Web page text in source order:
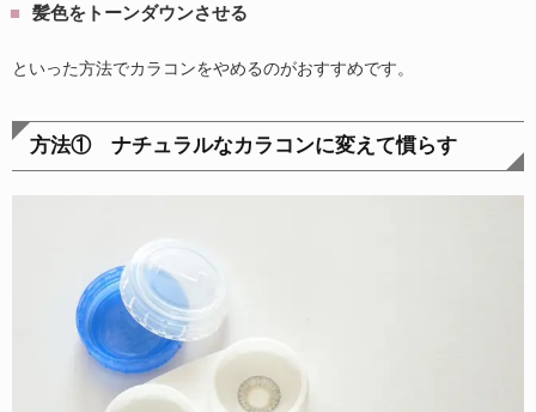
髪色をトーンダウンさせる
といった方法でカラコンをやめるのがおすすめです。
方法① ナチュラルなカラコンに変えて慣らす